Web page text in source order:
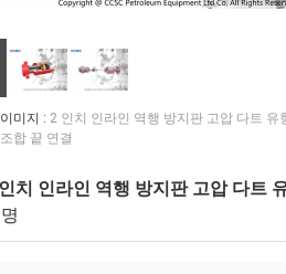
미지 : 2 인치 인라인 역행 방지판 고압 다트 유
합 끝 연결
치 인라인 역행 방지판 고압 다트